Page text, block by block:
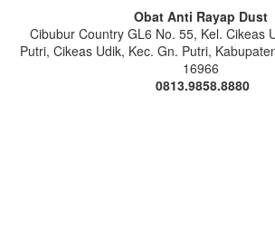
Obat Anti Rayap Dust
Cibubur Country GL6 No. 55, Kel. Cikeas
Putri, Cikeas Udik, Kec. Gn. Putri,
16966
0813.9858.8880